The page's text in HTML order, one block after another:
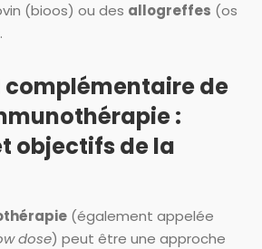
(bioos) ou des allogreffes (os
de
:
objectifs de la
(également appelée
dose) peut être une approche